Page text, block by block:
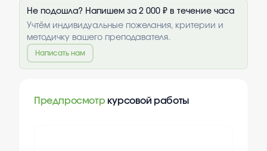
Не подошла? Напишем за 2 000 ₽ в течение часа
Учтём индивидуальные пожелания, критерии и
методичку вашего преподавателя.
Написать нам
Предпросмотр курсовой работы